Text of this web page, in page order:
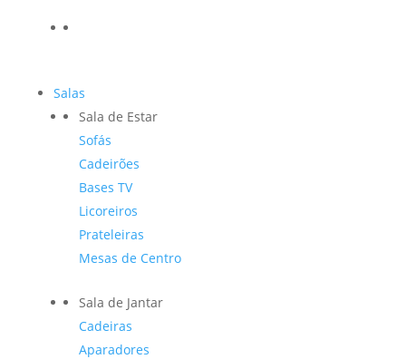
Salas
Sala de Estar
Sofás
Cadeirões
Bases TV
Licoreiros
Prateleiras
Mesas de Centro
Sala de Jantar
Cadeiras
Aparadores